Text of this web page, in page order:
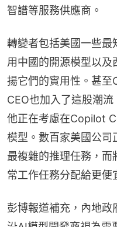
智譜等服務供應商。
轉變者包括美國一些
用中國的開源模型以
揚它們的實用性。甚
CEO也加入了這股潮
他正在考慮在Copilot
模型。數百家美國公司
最複雜的推理任務，而
常工作任務分配給更便
彭博報道補充，內地